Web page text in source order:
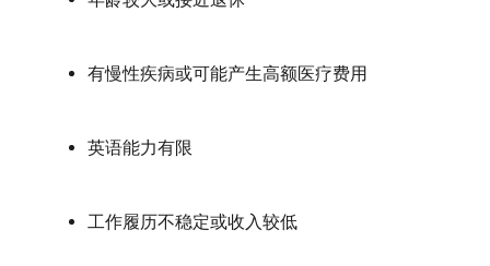
有慢性疾病或可能产生高额医疗费用
英语能力有限
工作履历不稳定或收入较低